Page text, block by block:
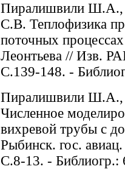
Пиралишвили Ш.А.,
С.В. Теплофизика
поточных
Леонтьева // Изв.
С.139-148. -
Пиралишвили
Численное
вихревой трубы с
Рыбинск. гос.
С.8-13. - Библиогр.: